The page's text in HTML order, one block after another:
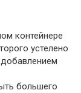
контейнере
устелено
большего